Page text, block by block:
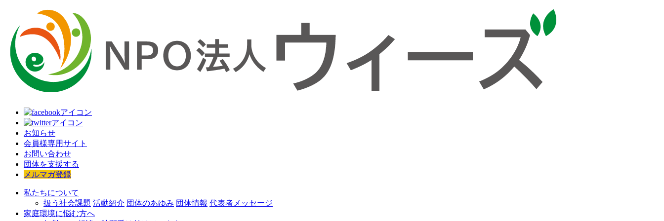
お知らせ
会員様専用サイト
お問い合わせ
団体を支援する
メルマガ登録
私たちについて
扱う社会課題 活動紹介 団体のあゆみ 団体情報 代表者メッセージ
家庭環境に悩む方へ